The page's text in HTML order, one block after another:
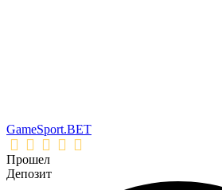
GameSport.BET
Прошел
Депозит